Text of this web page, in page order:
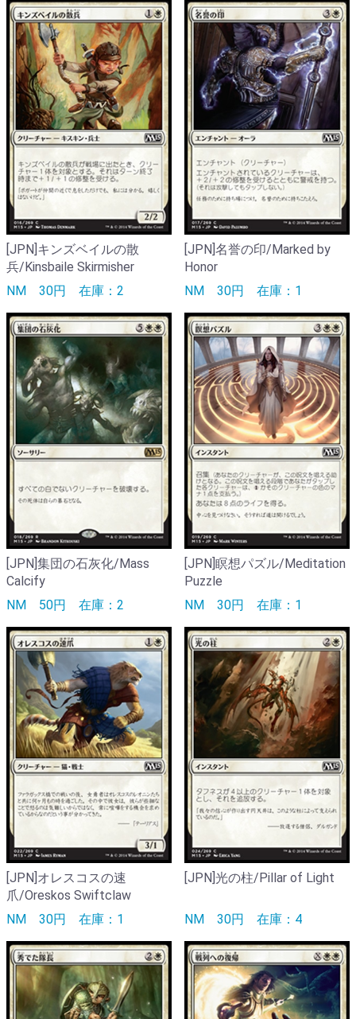
[JPN]キンズベイルの散
兵/Kinsbaile Skirmisher
NM 30円 在庫：2
[JPN]名誉の印/Marked by
Honor
NM 30円 在庫：1
[JPN]集団の石灰化/Mass
Calcify
NM 50円 在庫：2
[JPN]瞑想パズル/Meditation
Puzzle
NM 30円 在庫：1
[JPN]オレスコスの速
爪/Oreskos Swiftclaw
NM 30円 在庫：1
[JPN]光の柱/Pillar of Light
NM 30円 在庫：4